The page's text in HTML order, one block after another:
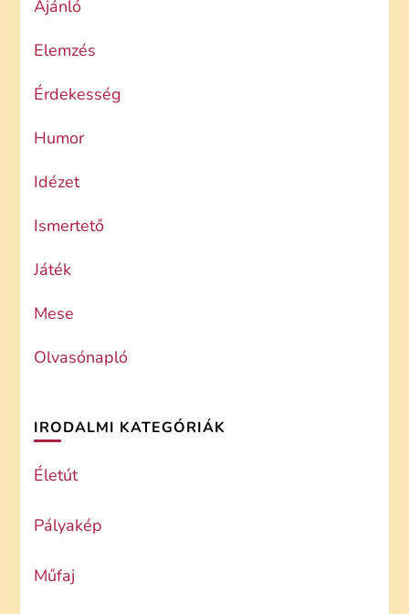
Ajánló
Elemzés
Érdekesség
Humor
Idézet
Ismertető
Játék
Mese
Olvasónapló
IRODALMI KATEGÓRIÁK
Életút
Pályakép
Műfaj